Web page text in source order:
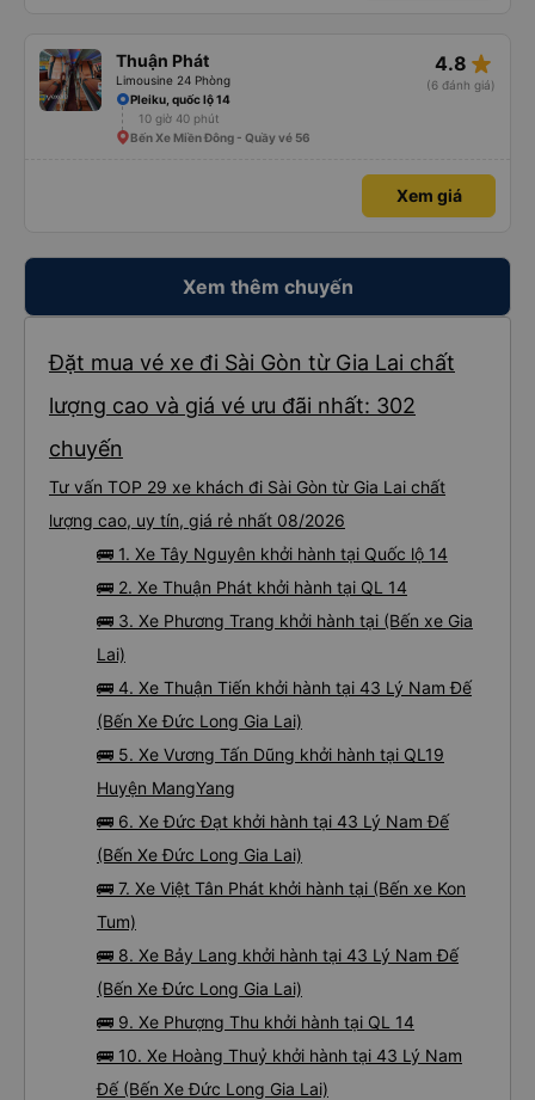
Thuận Phát
Limousine 24 Phòng
4.8 star_rate
(6 đánh giá)
Pleiku, quốc lộ 14
10 giờ 40 phút
Bến Xe Miền Đông - Quầy vé 56
Xem giá
Xem thêm chuyến
Đặt mua vé xe đi Sài Gòn từ Gia Lai chất
lượng cao và giá vé ưu đãi nhất: 302
chuyến
Tư vấn TOP 29 xe khách đi Sài Gòn từ Gia Lai chất
lượng cao, uy tín, giá rẻ nhất 08/2026
🚌 1. Xe Tây Nguyên khởi hành tại Quốc lộ 14
🚌 2. Xe Thuận Phát khởi hành tại QL 14
🚌 3. Xe Phương Trang khởi hành tại (Bến xe Gia
Lai)
🚌 4. Xe Thuận Tiến khởi hành tại 43 Lý Nam Đế
(Bến Xe Đức Long Gia Lai)
🚌 5. Xe Vương Tấn Dũng khởi hành tại QL19
Huyện MangYang
🚌 6. Xe Đức Đạt khởi hành tại 43 Lý Nam Đế
(Bến Xe Đức Long Gia Lai)
🚌 7. Xe Việt Tân Phát khởi hành tại (Bến xe Kon
Tum)
🚌 8. Xe Bảy Lang khởi hành tại 43 Lý Nam Đế
(Bến Xe Đức Long Gia Lai)
🚌 9. Xe Phượng Thu khởi hành tại QL 14
🚌 10. Xe Hoàng Thuỷ khởi hành tại 43 Lý Nam
Đế (Bến Xe Đức Long Gia Lai)